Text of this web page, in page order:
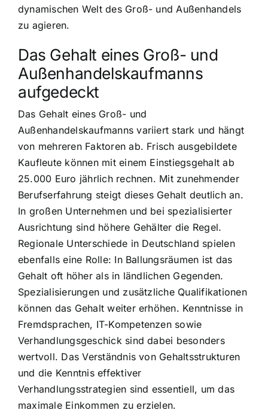
dynamischen Welt des Groß- und Außenhandels
zu agieren.
Das Gehalt eines Groß- und
Außenhandelskaufmanns
aufgedeckt
Das Gehalt eines Groß- und
Außenhandelskaufmanns variiert stark und hängt
von mehreren Faktoren ab. Frisch ausgebildete
Kaufleute können mit einem Einstiegsgehalt ab
25.000 Euro jährlich rechnen. Mit zunehmender
Berufserfahrung steigt dieses Gehalt deutlich an.
In großen Unternehmen und bei spezialisierter
Ausrichtung sind höhere Gehälter die Regel.
Regionale Unterschiede in Deutschland spielen
ebenfalls eine Rolle: In Ballungsräumen ist das
Gehalt oft höher als in ländlichen Gegenden.
Spezialisierungen und zusätzliche Qualifikationen
können das Gehalt weiter erhöhen. Kenntnisse in
Fremdsprachen, IT-Kompetenzen sowie
Verhandlungsgeschick sind dabei besonders
wertvoll. Das Verständnis von Gehaltsstrukturen
und die Kenntnis effektiver
Verhandlungsstrategien sind essentiell, um das
maximale Einkommen zu erzielen.